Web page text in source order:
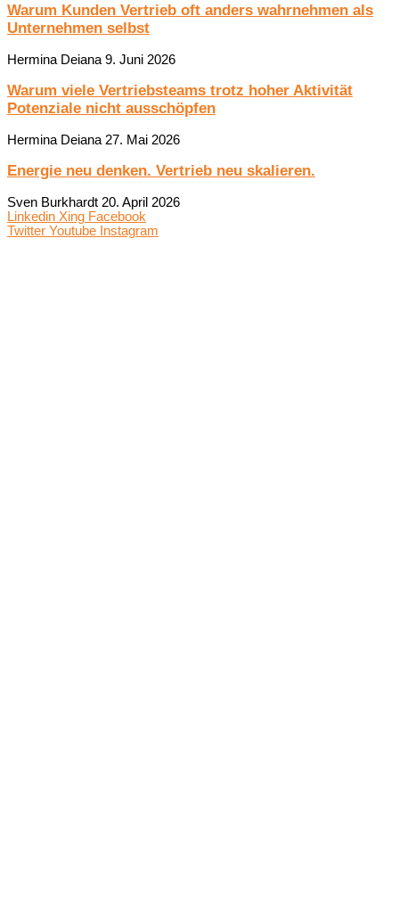
Warum Kunden Vertrieb oft anders wahrnehmen als
Unternehmen selbst
Hermina Deiana 9. Juni 2026
Warum viele Vertriebsteams trotz hoher Aktivität
Potenziale nicht ausschöpfen
Hermina Deiana 27. Mai 2026
Energie neu denken. Vertrieb neu skalieren.
Sven Burkhardt 20. April 2026
Linkedin Xing Facebook
Twitter Youtube Instagram